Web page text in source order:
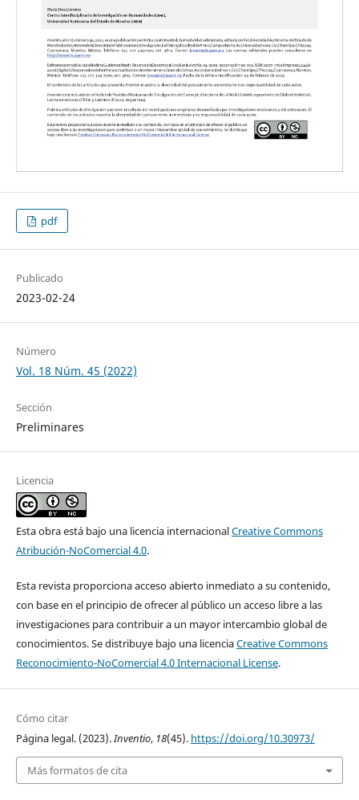
pdf
Publicado
2023-02-24
Número
Vol. 18 Núm. 45 (2022)
Sección
Preliminares
Licencia
Esta obra está bajo una licencia internacionalCreative Commons
Atribución-NoComercial 4.0.
Esta revista proporciona acceso abierto inmediato a su contenido,
con base en el principio de ofrecer al público un acceso libre a las
investigaciones para contribuir a un mayor intercambio global de
conocimientos. Se distribuye bajo una licenciaCreative Commons
Reconocimiento-NoComercial 4.0 Internacional License.
Cómo citar
Página legal. (2023). Inventio, 18(45). https://doi.org/10.30973/
Más formatos de cita